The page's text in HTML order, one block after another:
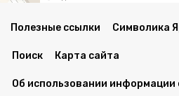
Полезные ссылки Символика
Поиск Карта сайта
Об использовании информации